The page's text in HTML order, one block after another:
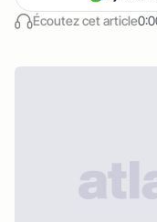
Écoutez cet article